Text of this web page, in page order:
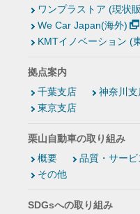
ワンプラストア (現状
We Car Japan(海外)
KMTイノベーション (
拠点案内
千葉支店
神奈川支
東京支店
栗山自動車の取り組み
概要
品質・サービ
その他
SDGsへの取り組み